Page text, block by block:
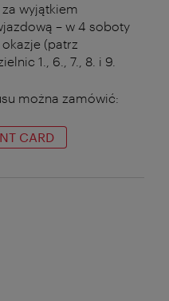
wyjątkiem
– w 4 soboty
(patrz
1., 6., 7., 8. i 9.
można zamówić:
CARD